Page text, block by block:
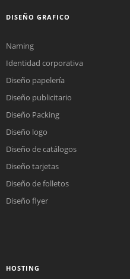
DISEÑO GRAFICO
Naming
Identidad corporativa
Diseño papelería
Diseño publicitario
Diseño Packing
Diseño logo
Diseño de catálogos
Diseño tarjetas
Diseño de folletos
Diseño flyer
HOSTING